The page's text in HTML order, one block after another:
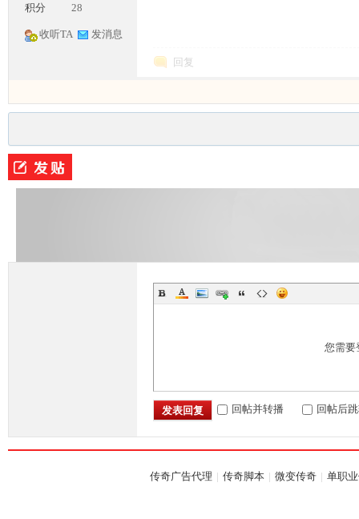
积分 28
收听TA 发消息
回复
您需要
发表回复 回帖并转播 回帖后
传奇广告代理 | 传奇脚本 | 微变传奇 | 单职